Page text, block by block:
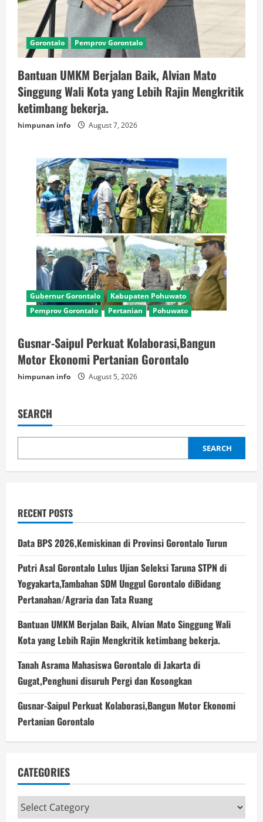
Gorontalo Pemprov Gorontalo
Bantuan UMKM Berjalan Baik, Alvian Mato
Singgung Wali Kota yang Lebih Rajin Mengkritik
ketimbang bekerja.
himpunan info August 7, 2026
Gubernur Gorontalo
Kabupaten Pohuwato
Pemprov Gorontalo
Pertanian Pohuwato
Gusnar-Saipul Perkuat Kolaborasi,Bangun
Motor Ekonomi Pertanian Gorontalo
himpunan info August 5, 2026
SEARCH
SEARCH
RECENT POSTS
Data BPS 2026,Kemiskinan di Provinsi Gorontalo Turun
Putri Asal Gorontalo Lulus Ujian Seleksi Taruna STPN di
Yogyakarta,Tambahan SDM Unggul Gorontalo diBidang
Pertanahan/Agraria dan Tata Ruang
Bantuan UMKM Berjalan Baik, Alvian Mato Singgung Wali
Kota yang Lebih Rajin Mengkritik ketimbang bekerja.
Tanah Asrama Mahasiswa Gorontalo di Jakarta di
Gugat,Penghuni disuruh Pergi dan Kosongkan
Gusnar-Saipul Perkuat Kolaborasi,Bangun Motor Ekonomi
Pertanian Gorontalo
CATEGORIES
Categories